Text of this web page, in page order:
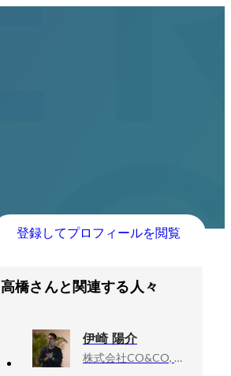
登録してプロフィールを閲覧
高橋さんと関連する人々
伊崎 陽介
株式会社CO&CO, 事業統括部長